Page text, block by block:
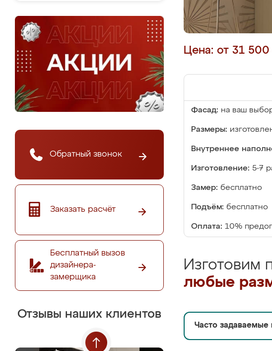
Обратный звонок
Заказать расчёт
Бесплатный вызов
дизайнера-
замерщика
Отзывы наших клиентов
Цена: от 31
Фасад: на ваш
Размеры:
Внутреннее
Изготовление: 5-7
Замер: бесплатно
Подъём: бесплатно
Оплата: 10%
Изготовим
любые
Часто задаваемые